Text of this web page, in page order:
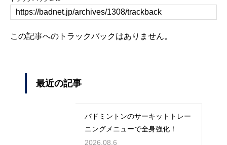
この記事へのトラックバックはありません。
最近の記事
バドミントンのサーキットトレー
ニングメニューで全身強化！
2026.08.6